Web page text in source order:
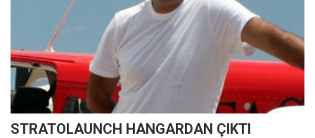
STRATOLAUNCH HANGARDAN ÇIKTI